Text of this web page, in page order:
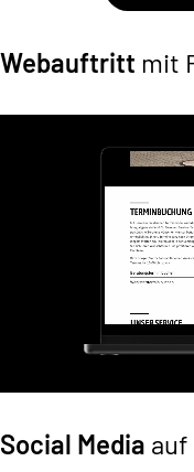
Webauftritt mit
Social Media